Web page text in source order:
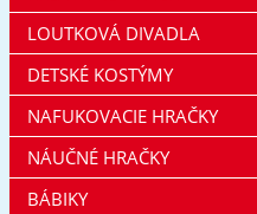
LOUTKOVÁ DIVADLA
DETSKÉ KOSTÝMY
NAFUKOVACIE HRAČKY
NÁUČNÉ HRAČKY
BÁBIKY